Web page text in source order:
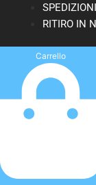
SPEDIZIONI
RITIRO IN
Carrello